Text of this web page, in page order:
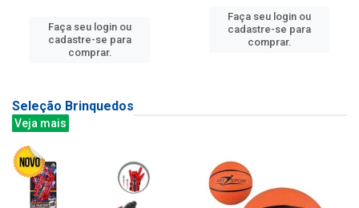
Faça seu login ou
cadastre-se para
comprar.
Faça seu login ou
cadastre-se para
comprar.
Seleção Brinquedos
Veja mais